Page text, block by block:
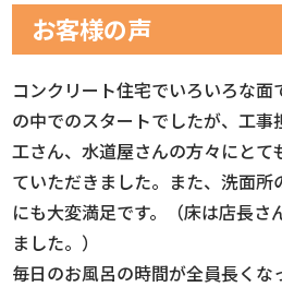
お客様の声
コンクリート住宅でいろいろな
の中でのスタートでしたが、工
工さん、水道屋さんの方々にとて
ていただきました。また、洗面所
にも大変満足です。（床は店長さ
ました。）
毎日のお風呂の時間が全員長く